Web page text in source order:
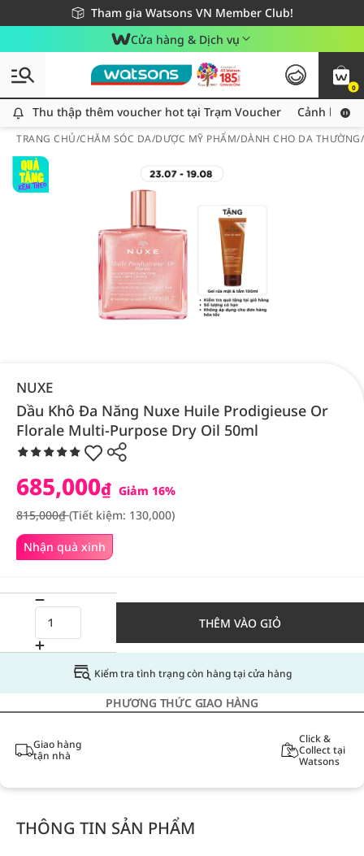
Tham gia Watsons VN Member Club!
Miễn phí giao hàng cho đơn hàng từ 249,000Đ
Giao hàng nhanh 24h - Áp dụng khu vực TP. Hồ Chí Minh
Cửa hàng & Dịch vụ
0
Thu thập thêm voucher hot tại Trạm Voucher
Thu thập thêm voucher hot tại Trạm Voucher Cảnh báo
TRANG CHỦ/CHĂM SÓC DA/DƯỢC MỸ PHẨM/DÀNH CHO DA
NUXE
Dầu Khô Đa Năng Nuxe Huile Prodigieuse Or
Florale Multi-Purpose Dry Oil 50ml
Nhận quà xinh
685,000₫ Giảm 16%
815,000₫(Tiết kiệm: 130,000)
THÊM VÀO GIỎ
Kiểm tra tình trạng còn hàng tại cửa hàng
PHƯƠNG THỨC GIAO HÀNG
Giao hàng
tận nhà
Click &
Collect tại
Watsons
THÔNG TIN SẢN PHẨM